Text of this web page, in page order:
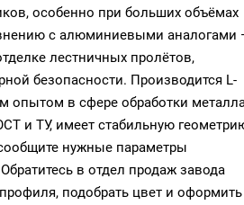
особенно при больших объёмах
с алюминиевыми аналогами
лестничных пролётов,
безопасности. Производится L-
опытом в сфере обработки
и ТУ, имеет стабильную
нужные параметры
в отдел продаж завода
подобрать цвет и оформить